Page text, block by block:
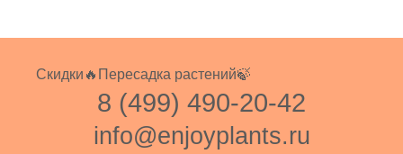
Скидки🔥 Пересадка растений🍃
8 (499) 490-20-42
info@enjoyplants.ru